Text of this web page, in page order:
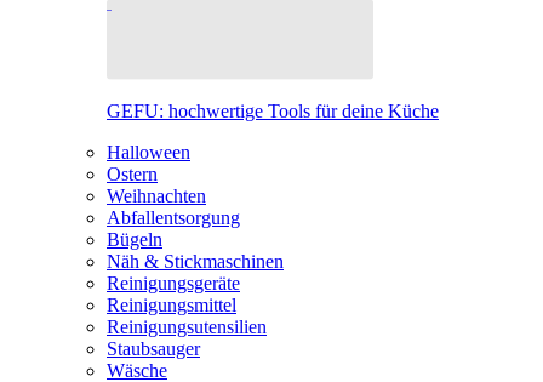
GEFU: hochwertige Tools für deine Küche
Halloween
Ostern
Weihnachten
Abfallentsorgung
Bügeln
Näh & Stickmaschinen
Reinigungsgeräte
Reinigungsmittel
Reinigungsutensilien
Staubsauger
Wäsche